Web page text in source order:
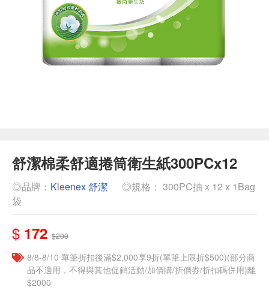
舒潔棉柔舒適捲筒衛生紙300PCx12
◎品牌： Kleenex 舒潔
◎規格： 300PC抽 x 12 x 1Bag
袋
$ 172 $200
8/8-8/10 單筆折扣後滿$2,000享9折(單筆上限折$500)(部分商
品不適用，不得與其他促銷活動/加價購/折價券/折扣碼併用)離
$2000